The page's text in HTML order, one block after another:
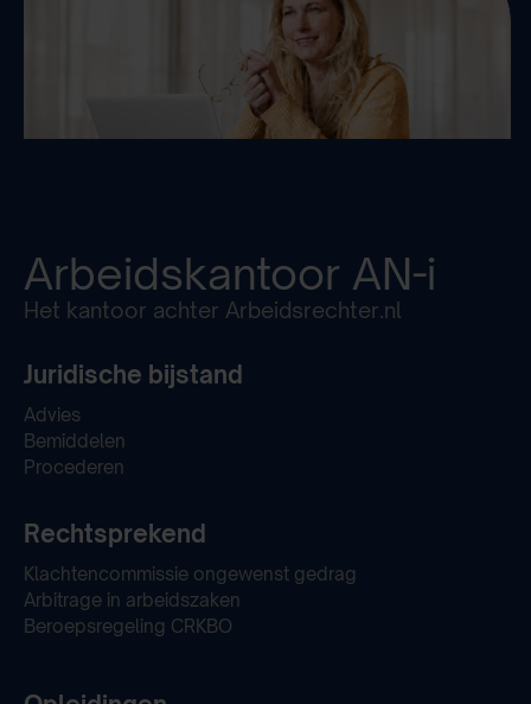
Arbeidskantoor AN-i
Het kantoor achter Arbeidsrechter.nl
Juridische bijstand
Advies
Bemiddelen
Procederen
Rechtsprekend
Klachtencommissie ongewenst gedrag
Arbitrage in arbeidszaken
Beroepsregeling CRKBO